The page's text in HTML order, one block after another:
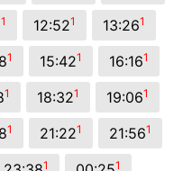
1 12:521 13:261
1 15:421 16:161
1 18:321 19:061
1 21:221 21:561
1 1